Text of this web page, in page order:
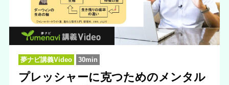
夢ナビ講義Video 30min
プレッシャーに克つためのメンタル